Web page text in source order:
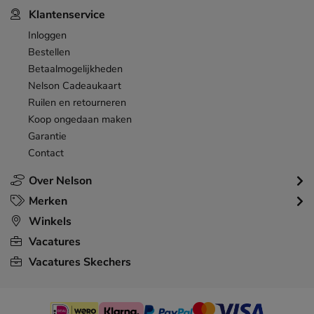
Over Nelson
Klantenservice
Inloggen
Bestellen
Betaalmogelijkheden
Nelson Cadeaukaart
Ruilen en retourneren
Koop ongedaan maken
Garantie
Contact
Merken
Winkels
Vacatures
Vacatures Skechers